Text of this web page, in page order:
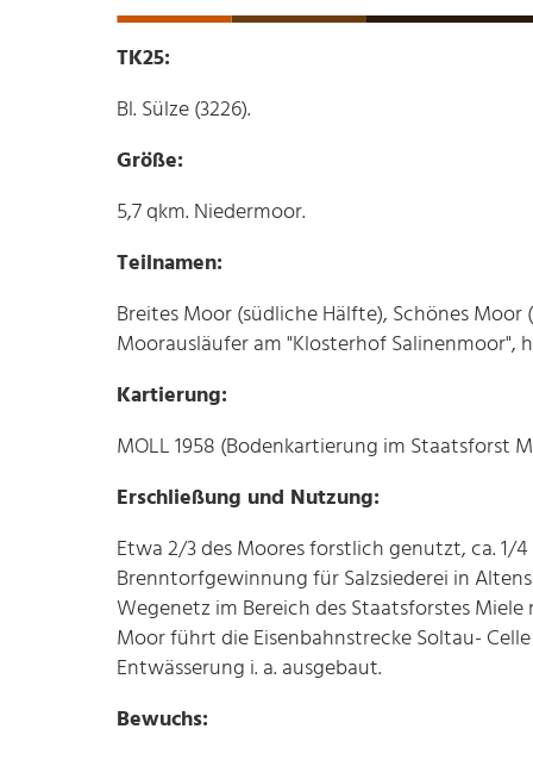
TK25:
Bl. Sülze (3226).
Größe:
5,7 qkm. Niedermoor.
Teilnamen:
Breites Moor (südliche Hälfte), Schönes
Moorausläufer am "Klosterhof Salinenmoor",
Kartierung:
MOLL 1958 (Bodenkartierung im Staatsforst
Erschließung und Nutzung:
Etwa 2/3 des Moores forstlich genutzt, ca.
Brenntorfgewinnung für Salzsiederei in
Wegenetz im Bereich des Staatsforstes
Moor führt die Eisenbahnstrecke Soltau-
Entwässerung i. a. ausgebaut.
Bewuchs: